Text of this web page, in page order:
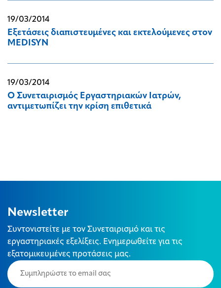
19/03/2014
Εξετάσεις διαπιστευμένες και εκτελούμενες στον
MEDISYN
19/03/2014
Ο Συνεταιρισμός Εργαστηριακών Ιατρών,
αντιμετωπίζει την κρίση επιθετικά
Newsletter
Συντονιστείτε με τον Συνεταιρισμό και τις
εργαστηριακές εξελίξεις. Ενημερωθείτε για τις
εξατομικευμένες προτάσεις μας.
Email
(Required)